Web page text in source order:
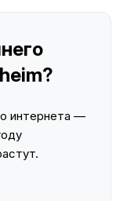
интернета —